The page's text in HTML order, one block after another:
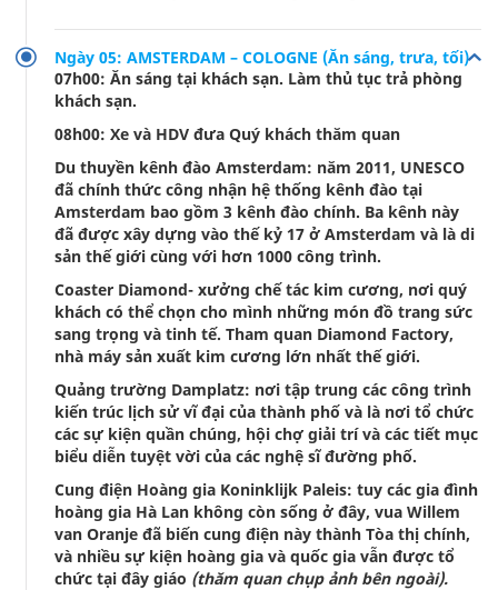
Ngày 05: AMSTERDAM – COLOGNE (Ăn sáng, trưa, tối)
07h00: Ăn sáng tại khách sạn. Làm thủ tục trả phòng
khách sạn.
08h00: Xe và HDV đưa Quý khách thăm quan
Du thuyền kênh đào Amsterdam: năm 2011, UNESCO
đã chính thức công nhận hệ thống kênh đào tại
Amsterdam bao gồm 3 kênh đào chính. Ba kênh này
đã được xây dựng vào thế kỷ 17 ở Amsterdam và là di
sản thế giới cùng với hơn 1000 công trình.
Coaster Diamond- xưởng chế tác kim cương, nơi quý
khách có thể chọn cho mình những món đồ trang sức
sang trọng và tinh tế. Tham quan Diamond Factory,
nhà máy sản xuất kim cương lớn nhất thế giới.
Quảng trường Damplatz: nơi tập trung các công trình
kiến trúc lịch sử vĩ đại của thành phố và là nơi tổ chức
các sự kiện quần chúng, hội chợ giải trí và các tiết mục
biểu diễn tuyệt vời của các nghệ sĩ đường phố.
Cung điện Hoàng gia Koninklijk Paleis: tuy các gia đình
hoàng gia Hà Lan không còn sống ở đây, vua Willem
van Oranje đã biến cung điện này thành Tòa thị chính,
và nhiều sự kiện hoàng gia và quốc gia vẫn được tổ
chức tại đây giáo (thăm quan chụp ảnh bên ngoài).